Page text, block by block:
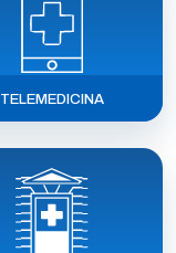
TELEMEDICINA